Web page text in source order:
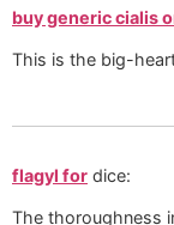
buy generic cialis
This is the big-
flagyl for dice:
The thoroughness